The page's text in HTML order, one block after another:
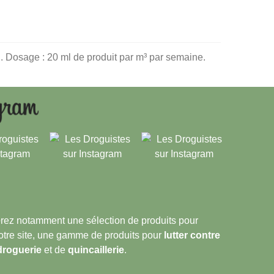
: 20 ml de produit par m³ par semaine.
notamment une sélection de produits pour
site, une gamme de produits pour lutter contre
et de quincaillerie.